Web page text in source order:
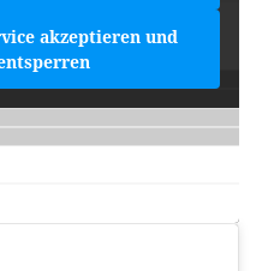
akzeptieren und